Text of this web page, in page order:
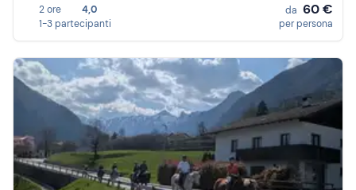
2 ore
4,0
1-3 partecipanti
da 60 €
per persona